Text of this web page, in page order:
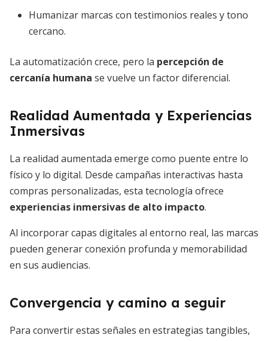
Humanizar marcas con testimonios reales y tono
cercano.
La automatización crece, pero la percepción de
cercanía humana se vuelve un factor diferencial.
Realidad Aumentada y Experiencias
Inmersivas
La realidad aumentada emerge como puente entre lo
físico y lo digital. Desde campañas interactivas hasta
compras personalizadas, esta tecnología ofrece
experiencias inmersivas de alto impacto.
Al incorporar capas digitales al entorno real, las marcas
pueden generar conexión profunda y memorabilidad
en sus audiencias.
Convergencia y camino a seguir
Para convertir estas señales en estrategias tangibles,